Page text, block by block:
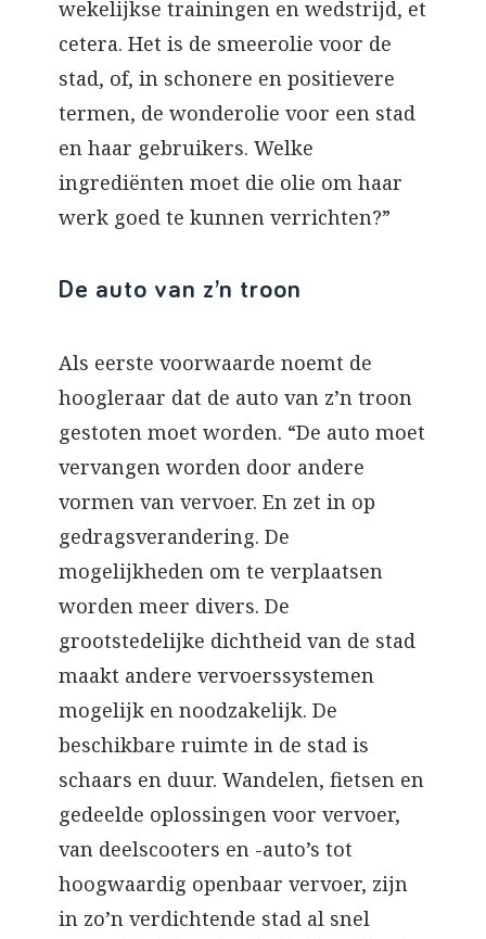
wekelijkse trainingen en wedstrijd, et
cetera. Het is de smeerolie voor de
stad, of, in schonere en positievere
termen, de wonderolie voor een stad
en haar gebruikers. Welke
ingrediënten moet die olie om haar
werk goed te kunnen verrichten?”
De auto van z’n troon
Als eerste voorwaarde noemt de
hoogleraar dat de auto van z’n troon
gestoten moet worden. “De auto moet
vervangen worden door andere
vormen van vervoer. En zet in op
gedragsverandering. De
mogelijkheden om te verplaatsen
worden meer divers. De
grootstedelijke dichtheid van de stad
maakt andere vervoerssystemen
mogelijk en noodzakelijk. De
beschikbare ruimte in de stad is
schaars en duur. Wandelen, fietsen en
gedeelde oplossingen voor vervoer,
van deelscooters en -auto’s tot
hoogwaardig openbaar vervoer, zijn
in zo’n verdichtende stad al snel